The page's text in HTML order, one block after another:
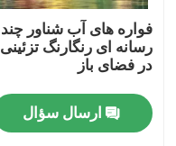
فواره های آب شناور چند
رسانه ای رنگارنگ تزئینی
در فضای باز
ارسال سؤال